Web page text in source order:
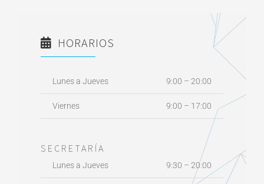
HORARIOS
Lunes a Jueves 9:00 – 20:00
Viernes 9:00 – 17:00
SECRETARÍA
Lunes a Jueves 9:30 – 20:00